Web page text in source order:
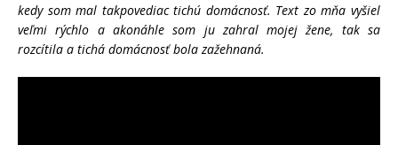
kedy som mal takpovediac tichú domácnosť. Text zo mňa vyšiel
veľmi rýchlo a akonáhle som ju zahral mojej žene, tak sa
rozcítila a tichá domácnosť bola zažehnaná.